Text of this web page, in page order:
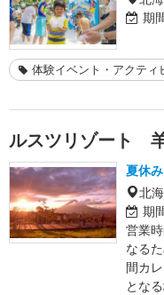
期
体験イベント・アクティ
ルスツリゾート
夏休
北
期
営業
なる
間カ
とな